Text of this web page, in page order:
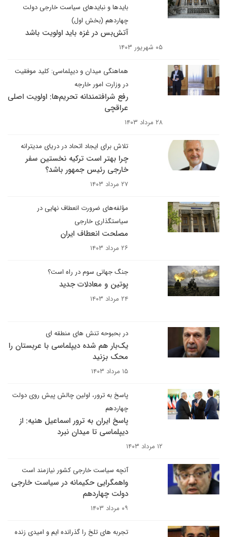
بایدها و نبایدهای سیاست خارجی دولت
چهاردهم (بخش اول)
آتش‌بس در غزه باید اولویت باشد
۰۵ شهریور ۱۴۰۳
هماهنگی میدان و دیپلماسی: کلید موفقیت
در وزارت امور خارجه
رفع شرافتمندانه تحریم‌ها: اولویت اصلی
عراقچی
۲۸ مرداد ۱۴۰۳
تلاش برای ایجاد اتحاد در دریای مدیترانه
چرا بهتر است ترکیه نخستین سفر
خارجی رئیس جمهور باشد؟
۲۷ مرداد ۱۴۰۳
مؤلفه‌های ضرورت انعطاف نهایی در
سیاستگذاری خارجی
مصلحت انعطاف ایران
۲۶ مرداد ۱۴۰۳
جنگ جهانی سوم در راه است؟
پوتین و معادلات جدید
۲۴ مرداد ۱۴۰۳
در بحبوحه تنش های منطقه ای
یک‌بار هم شده دیپلماسی با عربستان را
محک بزنید
۱۵ مرداد ۱۴۰۳
پاسخ به ترور، اولین چالش پیش روی دولت
چهاردهم
پاسخ ایران به ترور اسماعیل هنیه: از
دیپلماسی تا میدان نبرد
۱۲ مرداد ۱۴۰۳
آنچه سیاست خارجی کشور نیازمند است
واهمگرایی حکیمانه در سیاست خارجی
دولت چهاردهم
۰۹ مرداد ۱۴۰۳
تجربه های تلخ را گذرانده ایم و امیدی زنده